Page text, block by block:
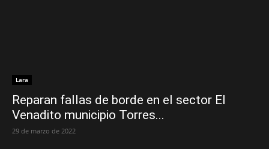
Lara
Reparan fallas de borde en el sector El
Venadito municipio Torres...
29 de marzo de 2022